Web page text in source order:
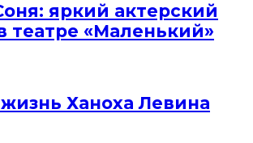
яркий актерский
театре «Маленький»
Ханоха Левина